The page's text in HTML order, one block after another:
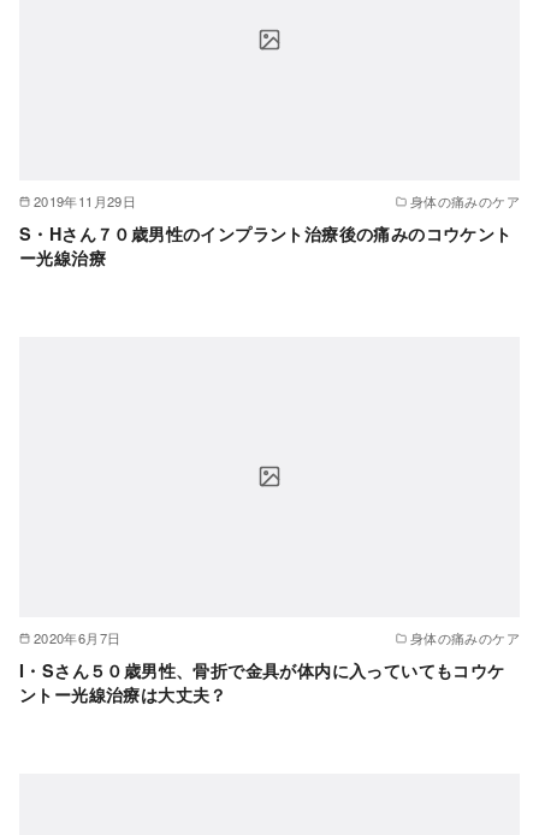
2019年11月29日 身体の痛みのケア
S・Hさん７０歳男性のインプラント治療後の痛みのコウケント
ー光線治療
2020年6月7日 身体の痛みのケア
I・Sさん５０歳男性、骨折で金具が体内に入っていてもコウケ
ントー光線治療は大丈夫？